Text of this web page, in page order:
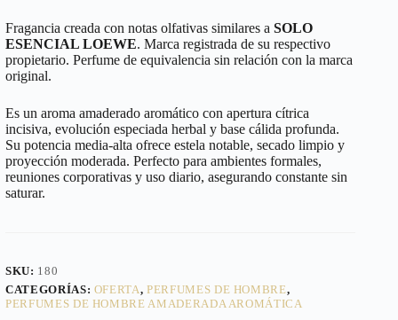
Fragancia creada con notas olfativas similares a SOLO
ESENCIAL LOEWE. Marca registrada de su respectivo
propietario. Perfume de equivalencia sin relación con la marca
original.
Es un aroma amaderado aromático con apertura cítrica
incisiva, evolución especiada herbal y base cálida profunda.
Su potencia media-alta ofrece estela notable, secado limpio y
proyección moderada. Perfecto para ambientes formales,
reuniones corporativas y uso diario, asegurando constante sin
saturar.
SKU: 180
CATEGORÍAS: OFERTA,PERFUMES DE HOMBRE,
PERFUMES DE HOMBRE AMADERADA AROMÁTICA